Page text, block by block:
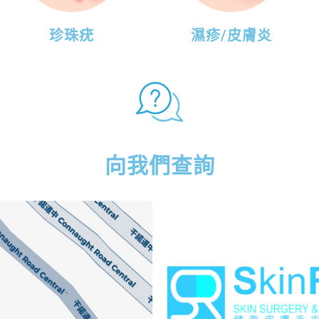
珍珠疣 濕疹/皮膚炎
向我們查詢